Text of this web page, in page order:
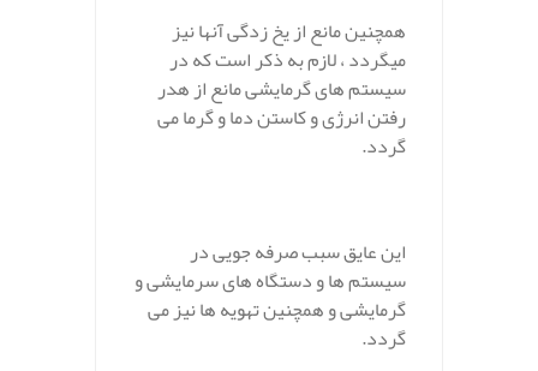
همچنین مانع از یخ زدگی آنها نیز
میگردد ، لازم به ذکر است که در
سیستم های گرمایشی مانع از هدر
رفتن انرژی و کاستن دما و گرما می
گردد.
این عایق سبب صرفه جویی در
سیستم ها و دستگاه های سرمایشی و
گرمایشی و همچنین تهویه ها نیز می
گردد.